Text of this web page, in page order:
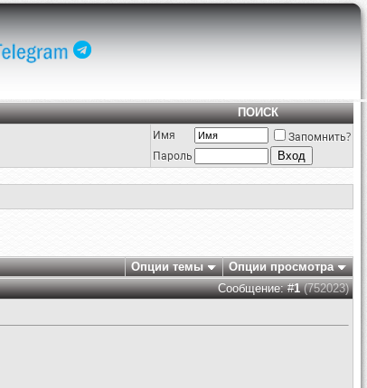
ПОИСК
Имя
Запомнить?
Пароль
Опции темы
Опции просмотра
Сообщение: #1(752023)